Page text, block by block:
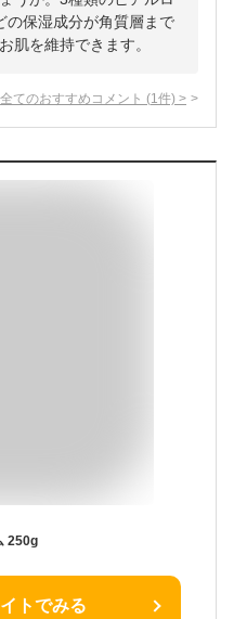
の保湿成分が角質層まで
肌を維持できます。
全てのおすすめコメント (1 件) >
250g
トでみる